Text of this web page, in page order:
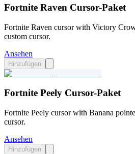
Fortnite Raven Cursor-Paket
Fortnite Raven cursor with Victory
custom cursor.
Ansehen
Hinzufügen
Fortnite Peely Cursor-Paket
Fortnite Peely cursor with Banana
cursor.
Ansehen
Hinzufügen